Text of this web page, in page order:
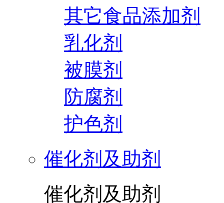
其它食品添加剂
乳化剂
被膜剂
防腐剂
护色剂
催化剂及助剂
催化剂及助剂